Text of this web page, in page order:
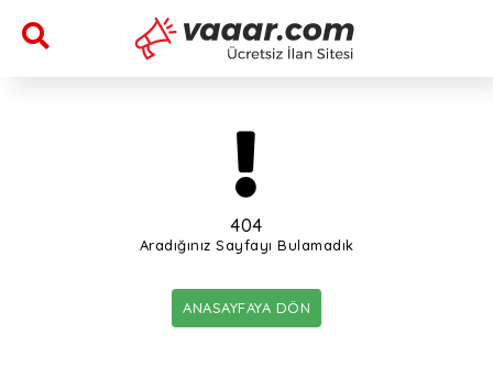
404
Aradığınız Sayfayı Bulamadık
ANASAYFAYA DÖN